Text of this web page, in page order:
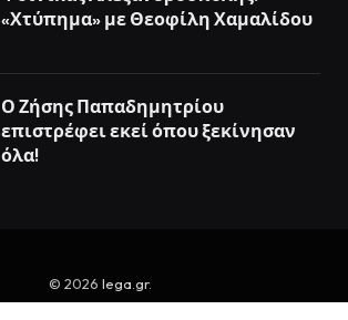
«Χτύπημα» με Θεοφίλη Χαμαλίδου
Ο Ζήσης Παπαδημητρίου
επιστρέφει εκεί όπου ξεκίνησαν
όλα!
© 2026 lega.gr.